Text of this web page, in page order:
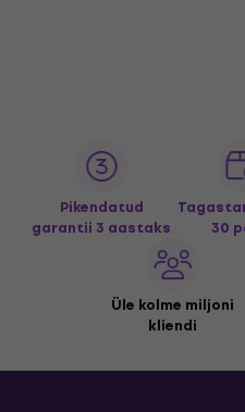
Pikendatud
garantii 3 aastaks
30
Üle kolme miljoni
kliendi